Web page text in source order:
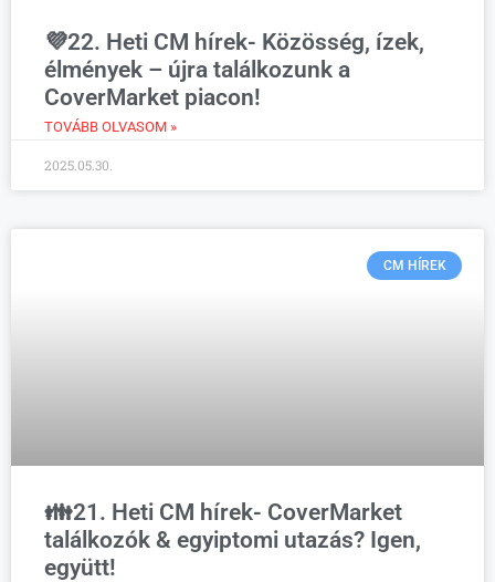
💜22. Heti CM hírek- Közösség, ízek,
élmények – újra találkozunk a
CoverMarket piacon!
TOVÁBB OLVASOM »
2025.05.30.
CM HÍREK
👪21. Heti CM hírek- CoverMarket
találkozók & egyiptomi utazás? Igen,
együtt!